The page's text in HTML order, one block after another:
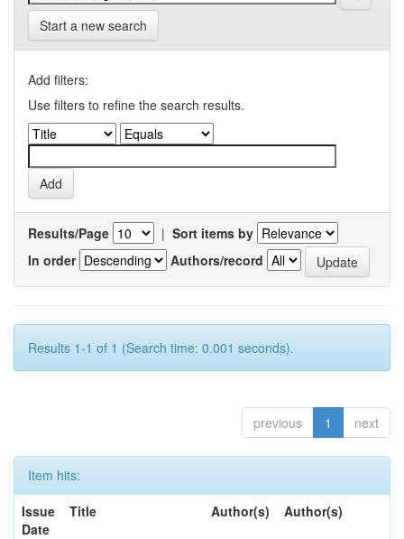
Start a new search
Add filters:
Use filters to refine the search results.
Results/Page | Sort items by
In order
Authors/record
Results 1-1 of 1 (Search time: 0.001 seconds).
previous 1 next
Item hits:
Issue
Date
Title Author(s) Author(s)